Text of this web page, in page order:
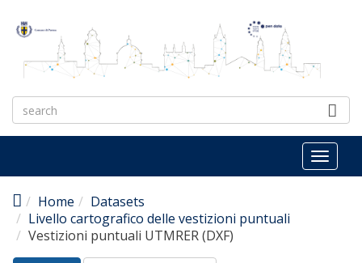
Toggle
Home
Datasets
Livello cartografico delle vestizioni puntuali
Vestizioni puntuali UTMRER (DXF)